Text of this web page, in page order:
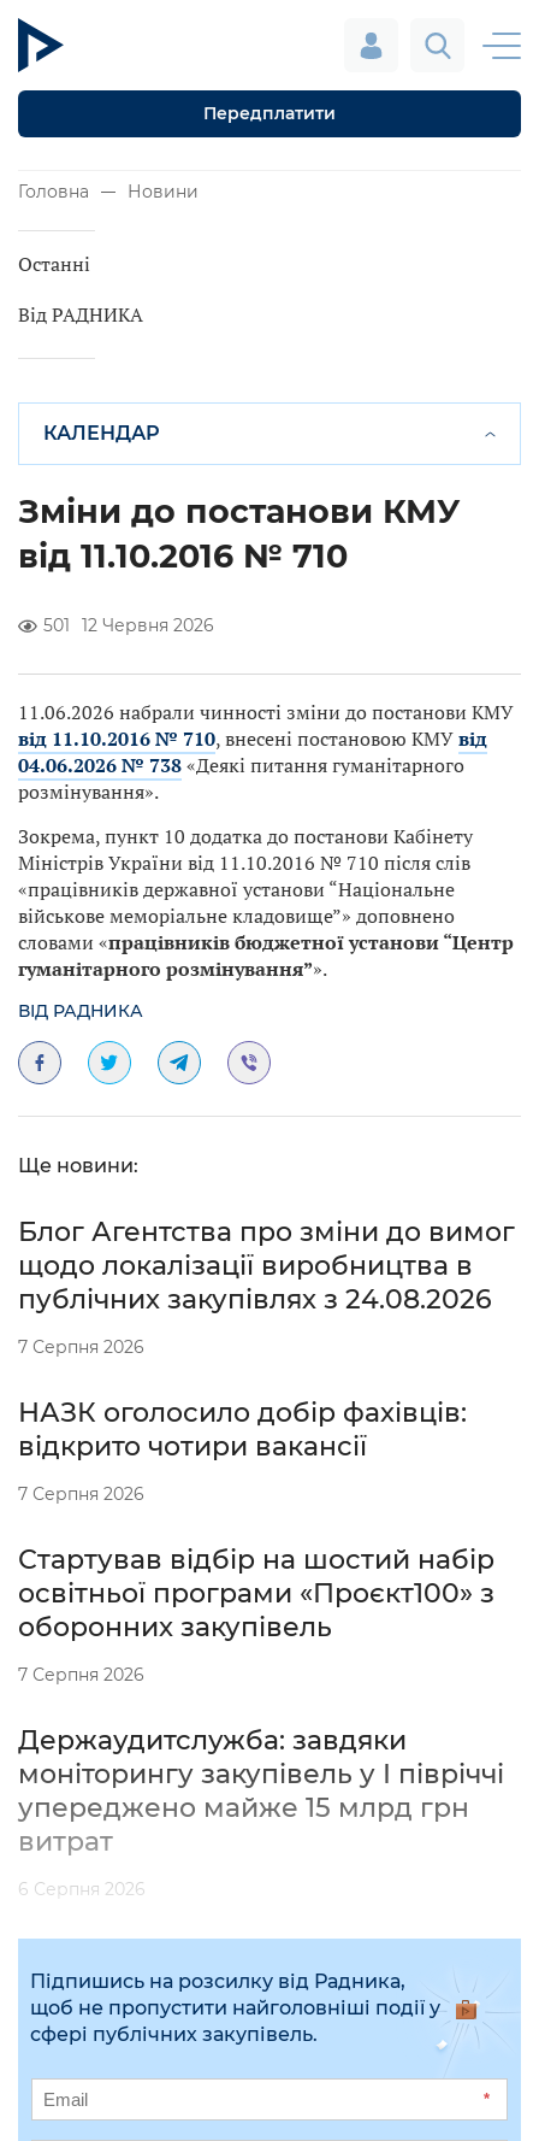
Передплатити
Головна Новини
Останні
Від РАДНИКА
КАЛЕНДАР
Зміни до постанови КМУ
від 11.10.2016 № 710
501 12 Червня 2026
11.06.2026 набрали чинності зміни до постанови КМУ
від 11.10.2016 № 710, внесені постановою КМУвід
04.06.2026 № 738«Деякі питання гуманітарного
розмінування».
Зокрема, пункт 10 додатка до постанови Кабінету
Міністрів України від 11.10.2016 № 710 після слів
«працівників державної установи “Національне
військове меморіальне кладовище”» доповнено
словами «працівників бюджетної установи “Центр
гуманітарного розмінування”».
ВІД РАДНИКА
Ще новини:
Блог Агентства про зміни до вимог
щодо локалізації виробництва в
публічних закупівлях з 24.08.2026
7 Серпня 2026
НАЗК оголосило добір фахівців:
відкрито чотири вакансії
7 Серпня 2026
Стартував відбір на шостий набір
освітньої програми «Проєкт100» з
оборонних закупівель
7 Серпня 2026
Держаудитслужба: завдяки
моніторингу закупівель у І півріччі
упереджено майже 15 млрд грн
витрат
6 Серпня 2026
Підпишись на розсилку від Радника,
щоб не пропустити найголовніші події у
сфері публічних закупівель.
*